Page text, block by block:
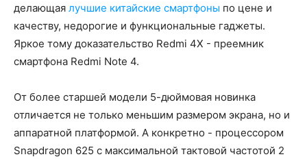
делающая лучшие китайские смартфоны по цене и
качеству, недорогие и функциональные гаджеты.
Яркое тому доказательство Redmi 4X - преемник
смартфона Redmi Note 4.
От более старшей модели 5-дюймовая новинка
отличается не только меньшим размером экрана, но и
аппаратной платформой. А конкретно - процессором
Snapdragon 625 с максимальной тактовой частотой 2